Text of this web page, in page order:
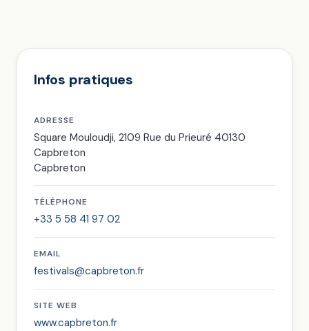
Infos pratiques
ADRESSE
Square Mouloudji, 2109 Rue du Prieuré 40130
Capbreton
Capbreton
TÉLÉPHONE
+33 5 58 41 97 02
EMAIL
festivals@capbreton.fr
SITE WEB
www.capbreton.fr